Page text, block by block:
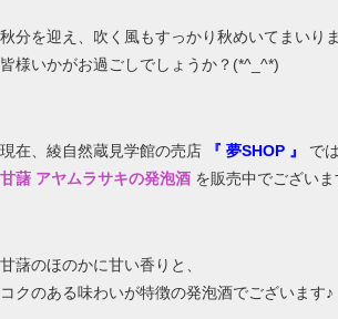
秋分を迎え、吹く風もすっかり秋めいてまいり
皆様いかがお過ごしでしょうか？(*^_^*)
現在、綾自然蔵見学館の売店 『 夢SHOP 』
では
甘藷 アヤムラサキの発泡酒 を販売中でございま
甘藷のほのかに甘い香りと、
コクのある味わいが特徴の発泡酒でございます♪